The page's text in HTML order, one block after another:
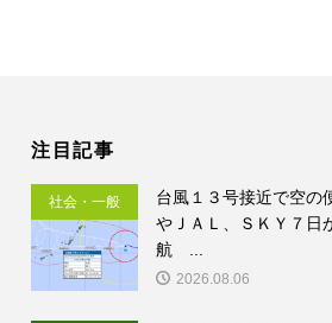
注目記事
社会・一般
台風１３号接近で空の
やＪＡＬ、ＳＫＹ７日
航 ...
2026.08.06